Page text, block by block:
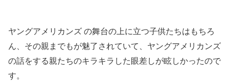
ヤングアメリカンズ の舞台の上に立つ子供たちはもちろ
ん、その親までもが魅了されていて、ヤングアメリカンズ
の話をする親たちのキラキラした眼差しが眩しかったので
す。